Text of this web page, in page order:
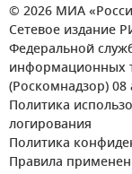
© 2026 МИА
Сетевое издание
Федеральной
информационных
(Роскомнадзор) 08
Политика
логирования
Политика
Правила